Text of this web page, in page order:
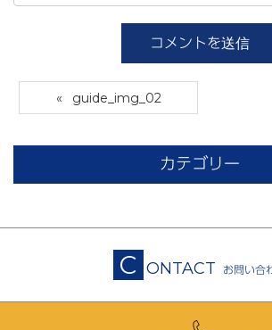
guide_img_02
カテゴリー
C ONTACT お問い合